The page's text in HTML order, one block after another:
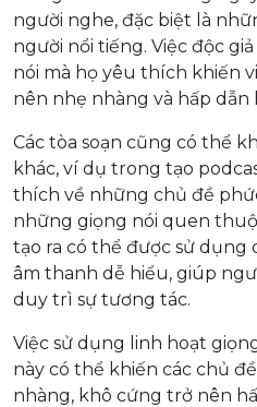
người nghe, đặc biệt là
người nổi tiếng. Việc độc
nói mà họ yêu thích khiến
nên nhẹ nhàng và hấp dẫn
Các tòa soạn cũng có thể
khác, ví dụ trong tạo
thích về những chủ đề
những giọng nói quen
tạo ra có thể được sử dụng
âm thanh dễ hiểu, giúp
duy trì sự tương tác.
Việc sử dụng linh hoạt
này có thể khiến các chủ
nhàng, khô cứng trở nên